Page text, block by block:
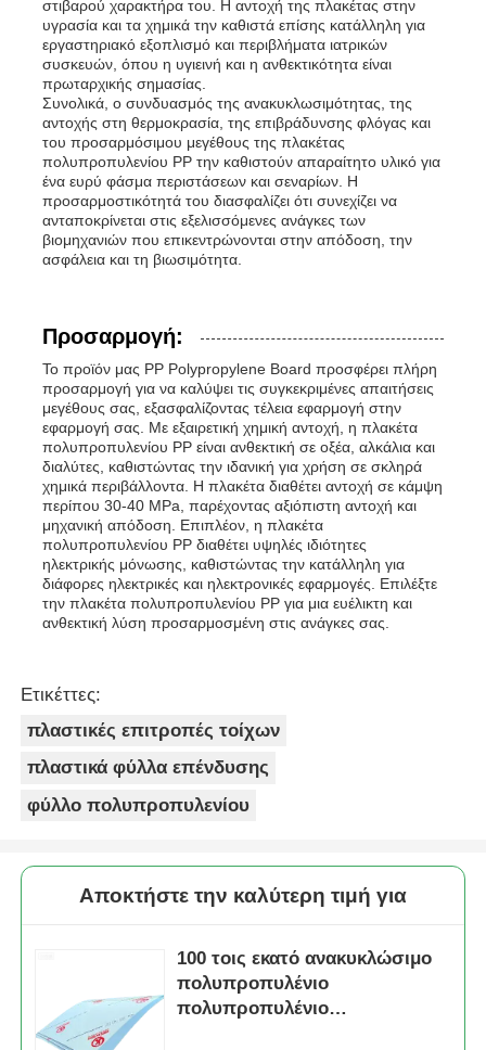
στιβαρού χαρακτήρα του. Η αντοχή της πλακέτας στην
υγρασία και τα χημικά την καθιστά επίσης κατάλληλη για
εργαστηριακό εξοπλισμό και περιβλήματα ιατρικών
συσκευών, όπου η υγιεινή και η ανθεκτικότητα είναι
πρωταρχικής σημασίας.
Συνολικά, ο συνδυασμός της ανακυκλωσιμότητας, της
αντοχής στη θερμοκρασία, της επιβράδυνσης φλόγας και
του προσαρμόσιμου μεγέθους της πλακέτας
πολυπροπυλενίου PP την καθιστούν απαραίτητο υλικό για
ένα ευρύ φάσμα περιστάσεων και σεναρίων. Η
προσαρμοστικότητά του διασφαλίζει ότι συνεχίζει να
ανταποκρίνεται στις εξελισσόμενες ανάγκες των
βιομηχανιών που επικεντρώνονται στην απόδοση, την
ασφάλεια και τη βιωσιμότητα.
Προσαρμογή:
Το προϊόν μας PP Polypropylene Board προσφέρει πλήρη
προσαρμογή για να καλύψει τις συγκεκριμένες απαιτήσεις
μεγέθους σας, εξασφαλίζοντας τέλεια εφαρμογή στην
εφαρμογή σας. Με εξαιρετική χημική αντοχή, η πλακέτα
πολυπροπυλενίου PP είναι ανθεκτική σε οξέα, αλκάλια και
διαλύτες, καθιστώντας την ιδανική για χρήση σε σκληρά
χημικά περιβάλλοντα. Η πλακέτα διαθέτει αντοχή σε κάμψη
περίπου 30-40 MPa, παρέχοντας αξιόπιστη αντοχή και
μηχανική απόδοση. Επιπλέον, η πλακέτα
πολυπροπυλενίου PP διαθέτει υψηλές ιδιότητες
ηλεκτρικής μόνωσης, καθιστώντας την κατάλληλη για
διάφορες ηλεκτρικές και ηλεκτρονικές εφαρμογές. Επιλέξτε
την πλακέτα πολυπροπυλενίου PP για μια ευέλικτη και
ανθεκτική λύση προσαρμοσμένη στις ανάγκες σας.
Ετικέττες:
πλαστικές επιτροπές τοίχων
πλαστικά φύλλα επένδυσης
φύλλο πολυπροπυλενίου
Αποκτήστε την καλύτερη τιμή για
100 τοις εκατό ανακυκλώσιμο
πολυπροπυλένιο
πολυπροπυλένιο